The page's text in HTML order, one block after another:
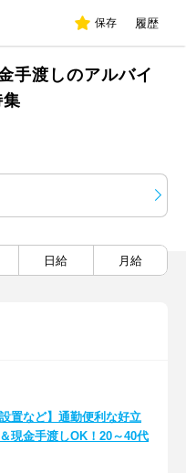
保存 履歴
手渡しのアルバイ
集
日給 月給
置など】通勤便利な好立
現金手渡しOK！20～40代